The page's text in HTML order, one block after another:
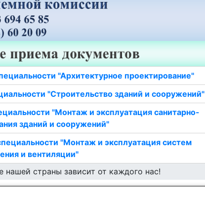
"Архитектурное проектирование"
"Строительство зданий и сооружений"
"Монтаж и эксплуатация санитарно-
зданий и сооружений"
"Монтаж и эксплуатация систем
и вентиляции"
нашей страны зависит от каждого нас!